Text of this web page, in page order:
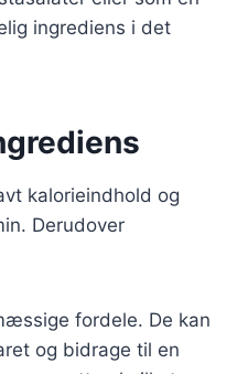
ingrediens i det
kalorieindhold og
Derudover
fordele. De kan
og bidrage til en